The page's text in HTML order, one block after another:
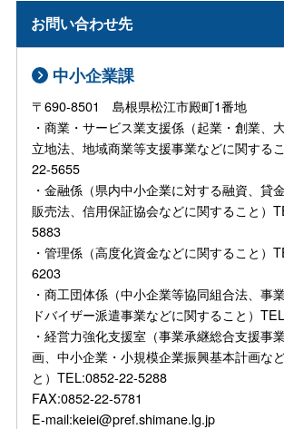
お問い合わせ先
中小企業課
〒690-8501 島根県松江市殿町1番地
・商業・サービス業支援係（起業・創業、
立地法、地域商業等支援事業などに関する
22-5655
・金融係（県内中小企業に対する融資、貸
販売法、信用保証協会などに関すること）
5883
・管理係（高度化資金などに関すること）
6203
・商工団体係（中小企業等協同組合法、事
ドバイザー派遣事業などに関すること）
・経営力強化支援室（事業承継総合支援事
画、中小企業・小規模企業振興基本計画な
と）TEL:0852-22-5288
FAX:0852-22-5781
E-mail:keiei@pref.shimane.lg.jp